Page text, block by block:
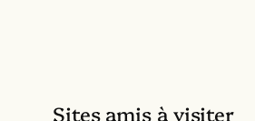
Sites amis à visiter